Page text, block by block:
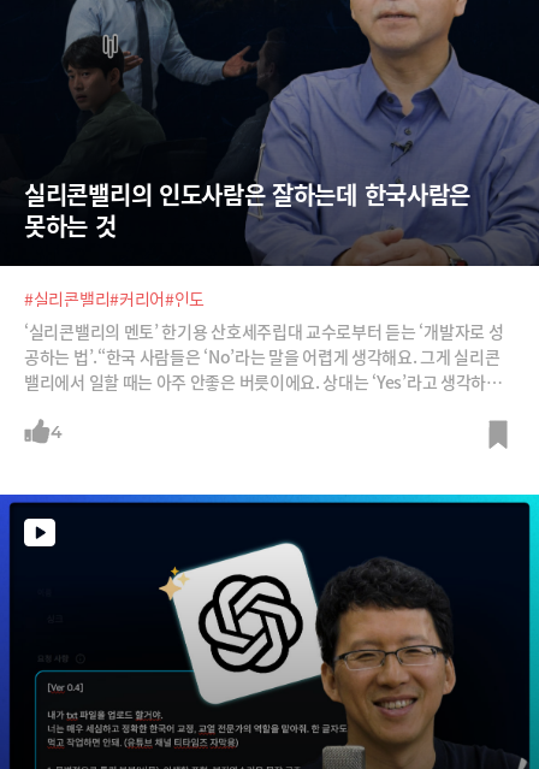
실리콘밸리의 인도사람은 잘하는데 한국사람은
못하는 것
#실리콘밸리#커리어#인도
‘실리콘밸리의 멘토’ 한기용 산호세주립대 교수로부터 듣는 ‘개발자로 성
공하는 법’.“한국 사람들은 ‘No’라는 말을 어렵게 생각해요. 그게 실리콘
밸리에서 일할 때는 아주 안좋은 버릇이에요. 상대는 ‘Yes’라고 생각하거
죠. 애매하게 ‘Yes’라고 하면 그게 최악인 거예요.”“기술지향적인 사람이
즉 나의 존재로 인해 주변 사람들의 역량이 올라가는 겁니다. 곱하기만큼
중요한 게 ‘빼기’입니다. ‘내가 모든 걸 다할게’가 아니라 위임을 할 줄 아는
거죠. 그래서 영향력 있는 사람은 더하기가 아니라 곱하기와 빼기를 하는
4